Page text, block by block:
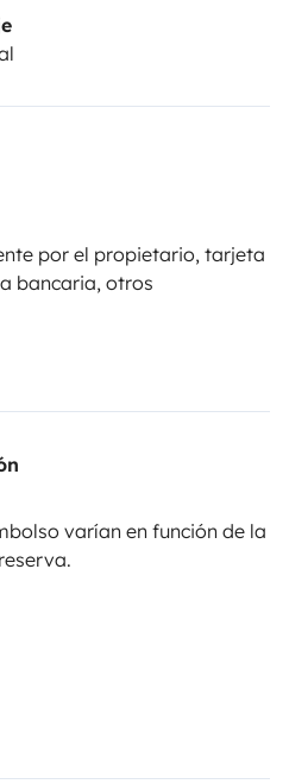
por el propietario, tarjeta
bancaria, otros
varían en función de la